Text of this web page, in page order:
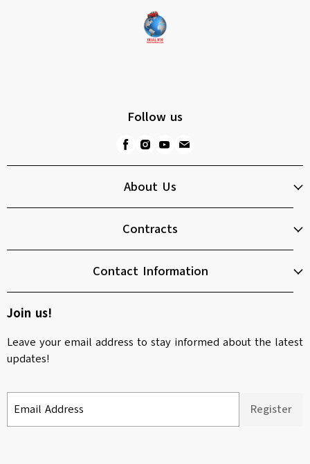
Follow us
About Us
Contracts
Contact Information
Join us!
Leave your email address to stay informed about the latest
updates!
Email Address Register